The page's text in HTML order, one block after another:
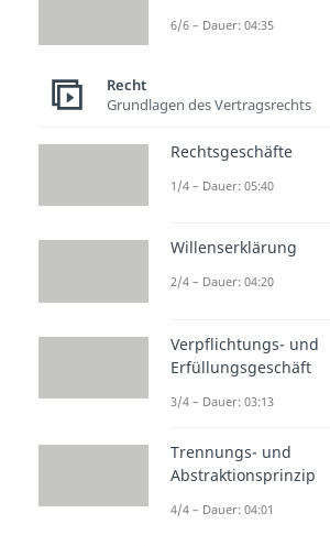
für sich und ihre
schließt so mit dem
Kaufvertrag ab und
den Betrag. Weil
alt ist, ist ihre
wirksam und das
damit gültig.
Was ist eine
Eine
Äußerung des
bestimmte
erzielen. Für den
Vertrags brauchst
6/6 – Dauer: 04:35
Recht
Grundlagen des Vertragsrechts
Rechtsgeschäfte
1/4 – Dauer: 05:40
Willenserklärung
2/4 – Dauer: 04:20
Verpflichtungs- und
Erfüllungsgeschäft
3/4 – Dauer: 03:13
Trennungs- und
Abstraktionsprinzip
4/4 – Dauer: 04:01